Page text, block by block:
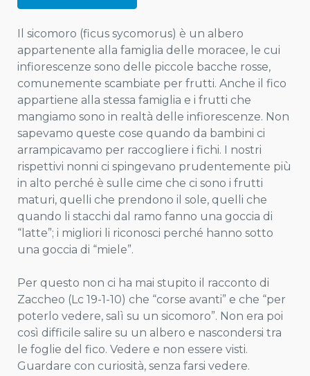
Il sicomoro (ficus sycomorus) è un albero
appartenente alla famiglia delle moracee, le cui
infiorescenze sono delle piccole bacche rosse,
comunemente scambiate per frutti. Anche il fico
appartiene alla stessa famiglia e i frutti che
mangiamo sono in realtà delle infiorescenze. Non
sapevamo queste cose quando da bambini ci
arrampicavamo per raccogliere i fichi. I nostri
rispettivi nonni ci spingevano prudentemente più
in alto perché è sulle cime che ci sono i frutti
maturi, quelli che prendono il sole, quelli che
quando li stacchi dal ramo fanno una goccia di
“latte”; i migliori li riconosci perché hanno sotto
una goccia di “miele”.
Per questo non ci ha mai stupito il racconto di
Zaccheo (Lc 19-1-10) che “corse avanti” e che “per
poterlo vedere, salì su un sicomoro”. Non era poi
così difficile salire su un albero e nascondersi tra
le foglie del fico. Vedere e non essere visti.
Guardare con curiosità, senza farsi vedere.